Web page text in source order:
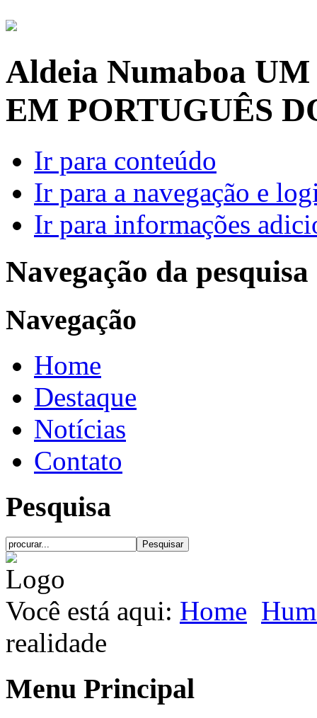
Aldeia Numaboa UM
EM PORTUGUÊS
Ir para conteúdo
Ir para a navegação e
Ir para informações
Navegação da pesquisa
Navegação
Home
Destaque
Notícias
Contato
Pesquisa
Você está aqui: Home
realidade
Menu Principal